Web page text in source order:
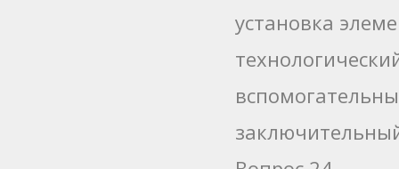
установка